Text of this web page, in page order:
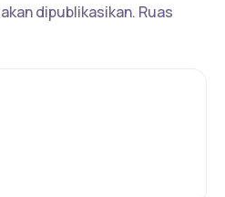
dipublikasikan. Ruas